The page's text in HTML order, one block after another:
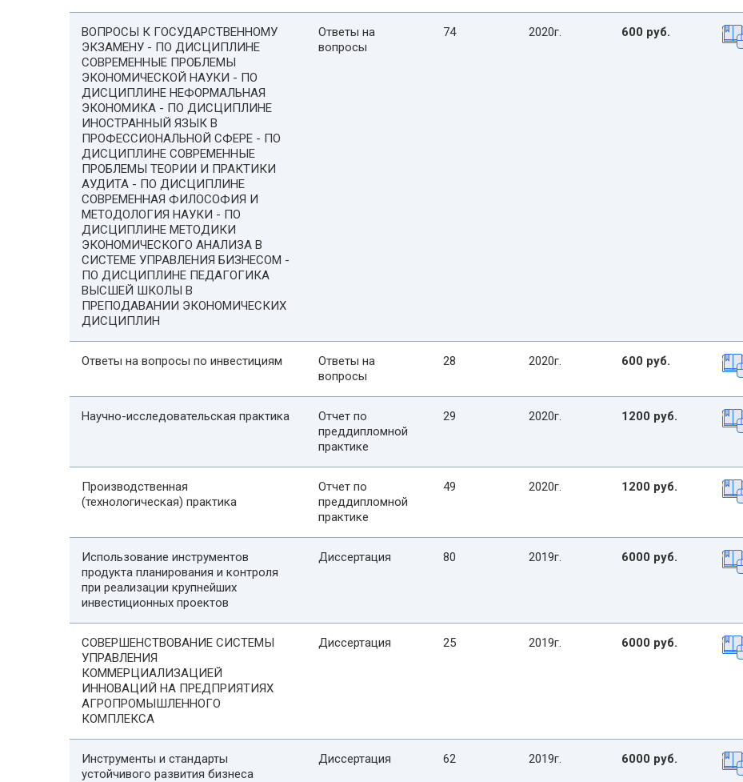
ВОПРОСЫ К ГОСУДАРСТВЕННОМУ
ЭКЗАМЕНУ - ПО ДИСЦИПЛИНЕ
СОВРЕМЕННЫЕ ПРОБЛЕМЫ
ЭКОНОМИЧЕСКОЙ НАУКИ - ПО
ДИСЦИПЛИНЕ НЕФОРМАЛЬНАЯ
ЭКОНОМИКА - ПО ДИСЦИПЛИНЕ
ИНОСТРАННЫЙ ЯЗЫК В
ПРОФЕССИОНАЛЬНОЙ СФЕРЕ - ПО
ДИСЦИПЛИНЕ СОВРЕМЕННЫЕ
ПРОБЛЕМЫ ТЕОРИИ И ПРАКТИКИ
АУДИТА - ПО ДИСЦИПЛИНЕ
СОВРЕМЕННАЯ ФИЛОСОФИЯ И
МЕТОДОЛОГИЯ НАУКИ - ПО
ДИСЦИПЛИНЕ МЕТОДИКИ
ЭКОНОМИЧЕСКОГО АНАЛИЗА В
СИСТЕМЕ УПРАВЛЕНИЯ БИЗНЕСОМ -
ПО ДИСЦИПЛИНЕ ПЕДАГОГИКА
ВЫСШЕЙ ШКОЛЫ В
ПРЕПОДАВАНИИ ЭКОНОМИЧЕСКИХ
ДИСЦИПЛИН
Ответы на
вопросы
74 2020г. 600 руб.
Ответы на вопросы по инвестициям
Ответы на
вопросы
28 2020г. 600 руб.
Научно-исследовательская практика
Отчет по
преддипломной
практике
29 2020г. 1200 руб.
Производственная
(технологическая) практика
Отчет по
преддипломной
практике
49 2020г. 1200 руб.
Использование инструментов
продукта планирования и контроля
при реализации крупнейших
инвестиционных проектов
Диссертация 80 2019г. 6000 руб.
СОВЕРШЕНСТВОВАНИЕ СИСТЕМЫ
УПРАВЛЕНИЯ
КОММЕРЦИАЛИЗАЦИЕЙ
ИННОВАЦИЙ НА ПРЕДПРИЯТИЯХ
АГРОПРОМЫШЛЕННОГО
КОМПЛЕКСА
Диссертация 25 2019г. 6000 руб.
Инструменты и стандарты
устойчивого развития бизнеса
Диссертация 62 2019г. 6000 руб.